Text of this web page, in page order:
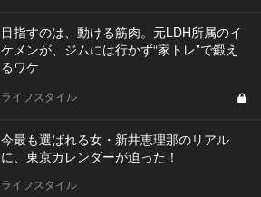
目指すのは、動ける筋肉。元LDH所属のイ
ケメンが、ジムには行かず“家トレ”で鍛え
るワケ
ライフスタイル
今最も選ばれる女・新井恵理那のリアル
に、東京カレンダーが迫った！
ライフスタイル